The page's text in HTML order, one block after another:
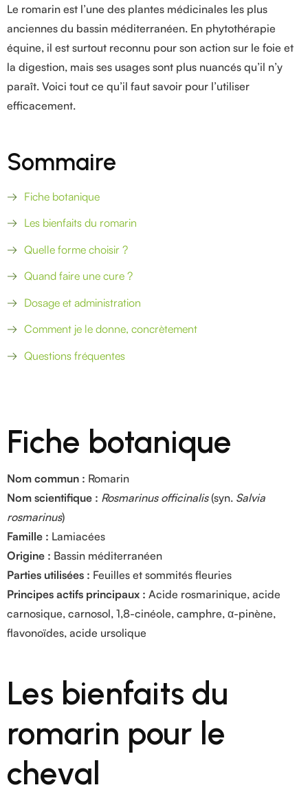
Le romarin est l’une des plantes médicinales les plus
anciennes du bassin méditerranéen. En phytothérapie
équine, il est surtout reconnu pour son action sur le foie et
la digestion, mais ses usages sont plus nuancés qu’il n’y
paraît. Voici tout ce qu’il faut savoir pour l’utiliser
efficacement.
Sommaire
Fiche botanique
Les bienfaits du romarin
Quelle forme choisir ?
Quand faire une cure ?
Dosage et administration
Comment je le donne, concrètement
Questions fréquentes
Fiche botanique
Nom commun : Romarin
Nom scientifique : Rosmarinus officinalis(syn. Salvia
rosmarinus)
Famille : Lamiacées
Origine : Bassin méditerranéen
Parties utilisées : Feuilles et sommités fleuries
Principes actifs principaux : Acide rosmarinique, acide
carnosique, carnosol, 1,8-cinéole, camphre, α-pinène,
flavonoïdes, acide ursolique
Les bienfaits du
romarin pour le
cheval